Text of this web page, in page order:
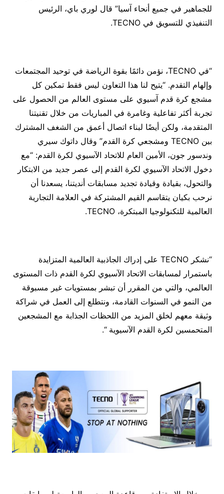
للجماهير في جميع أنحاء آسيا” قال لوري باي، الرئيس
التنفيذي للتسويق في TECNO.
“في TECNO، نؤمن دائمًا بقوة الرياضة في توحيد المجتمعات
وإلهام التقدم. “يتيح لنا هذا التعاون ليس فقط تمكين كل
مشجع كرة قدم آسيوي على مستوى العالم من الحصول على
تجربة أكثر تفاعلية وغامرة في المباريات من خلال تقنيتنا
المتقدمة، ولكن أيضًا لبناء اتصال أعمق من الشغف المشترك
بين TECNO ومشجعي كرة القدم” وقال داتوك سيري
وندسور جون، الأمين العام للاتحاد الآسيوي لكرة القدم: “مع
دخول الاتحاد الآسيوي لكرة القدم إلى عصر جديد من الابتكار
والتحول، بقيادة وقيادة تجديد مسابقات أنديتنا، يسعدنا أن
نرحب بكيان يتقاسم القيم المشتركة في العلامة التجارية
العالمية للتكنولوجيا المبتكرة، TECNO.
“نشكر TECNO على إدراك الجاذبية العالمية المتزايدة
باستمرار لمسابقات الاتحاد الآسيوي لكرة القدم ذات المستوى
العالمي، والتي من المقرر أن تبشر بمستويات غير مسبوقة
من النمو في السنوات القادمة، ونتطلع إلى العمل في شراكة
وثيقة معهم لخلق المزيد من اللحظات الجذابة مع المشجعين
المتحمسين لكرة القدم الآسيوية “.